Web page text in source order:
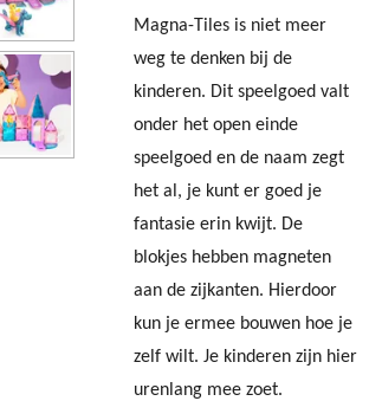
Magna-Tiles is niet meer
weg te denken bij de
kinderen. Dit speelgoed valt
onder het open einde
speelgoed en de naam zegt
het al, je kunt er goed je
fantasie erin kwijt. De
blokjes hebben magneten
aan de zijkanten. Hierdoor
kun je ermee bouwen hoe je
zelf wilt. Je kinderen zijn hier
urenlang mee zoet.